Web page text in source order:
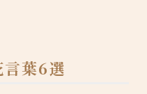
葉6選